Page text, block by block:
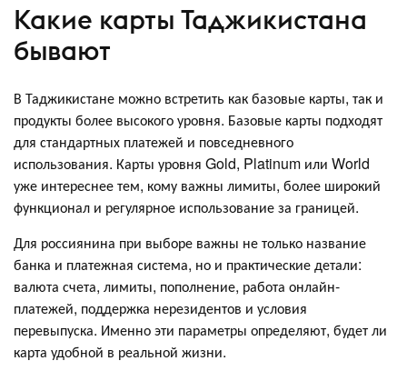
Какие карты Таджикистана
бывают
В Таджикистане можно встретить как базовые карты, так и
продукты более высокого уровня. Базовые карты подходят
для стандартных платежей и повседневного
использования. Карты уровня Gold, Platinum или World
уже интереснее тем, кому важны лимиты, более широкий
функционал и регулярное использование за границей.
Для россиянина при выборе важны не только название
банка и платежная система, но и практические детали:
валюта счета, лимиты, пополнение, работа онлайн-
платежей, поддержка нерезидентов и условия
перевыпуска. Именно эти параметры определяют, будет ли
карта удобной в реальной жизни.